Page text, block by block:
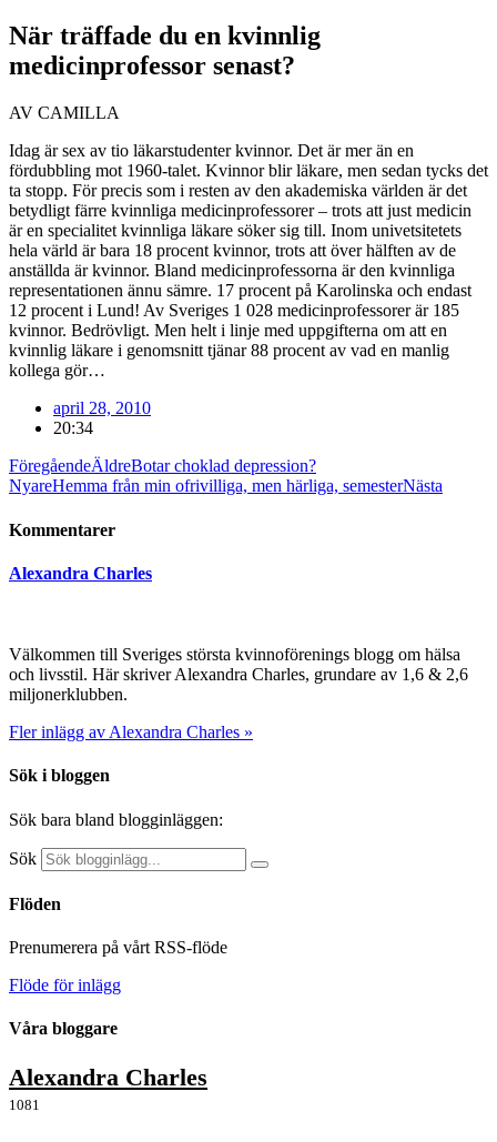
När träffade du en kvinnlig
medicinprofessor senast?
AV CAMILLA
Idag är sex av tio läkarstudenter kvinnor. Det är mer än en
fördubbling mot 1960-talet. Kvinnor blir läkare, men sedan tycks det
ta stopp. För precis som i resten av den akademiska världen är det
betydligt färre kvinnliga medicinprofessorer – trots att just medicin
är en specialitet kvinnliga läkare söker sig till. Inom univetsitetets
hela värld är bara 18 procent kvinnor, trots att över hälften av de
anställda är kvinnor. Bland medicinprofessorna är den kvinnliga
representationen ännu sämre. 17 procent på Karolinska och endast
12 procent i Lund! Av Sveriges 1 028 medicinprofessorer är 185
kvinnor. Bedrövligt. Men helt i linje med uppgifterna om att en
kvinnlig läkare i genomsnitt tjänar 88 procent av vad en manlig
kollega gör…
april 28, 2010
20:34
FöregåendeÄldreBotar choklad depression?
NyareHemma från min ofrivilliga, men härliga, semesterNästa
Kommentarer
Alexandra Charles
Välkommen till Sveriges största kvinnoförenings blogg om hälsa
och livsstil. Här skriver Alexandra Charles, grundare av 1,6 & 2,6
miljonerklubben.
Fler inlägg av Alexandra Charles »
Sök i bloggen
Sök bara bland blogginläggen:
Sök
Flöden
Prenumerera på vårt RSS-flöde
Flöde för inlägg
Våra bloggare
Alexandra Charles
1081